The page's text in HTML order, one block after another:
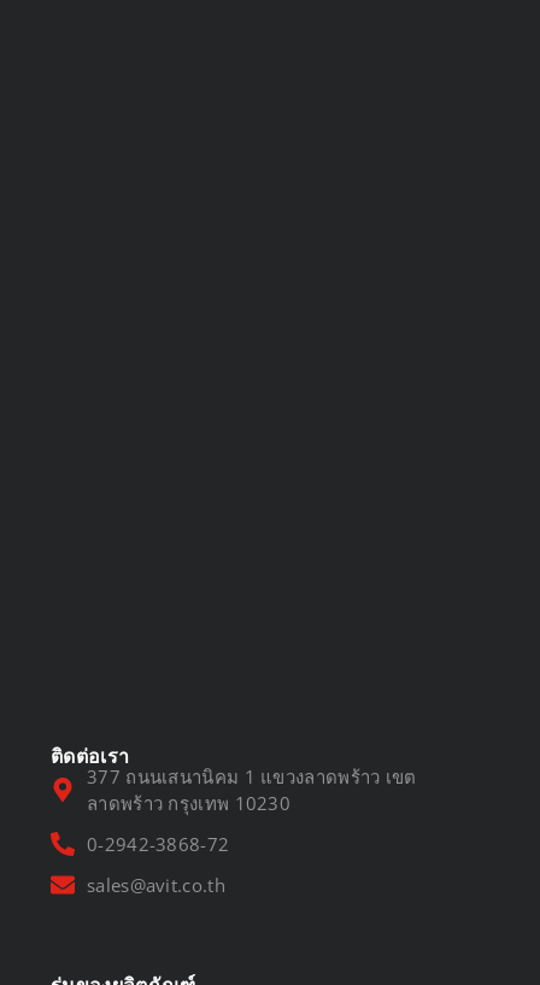
ติดต่อเรา
377 ถนนเสนานิคม 1 แขวงลาดพร้าว เขต
ลาดพร้าว กรุงเทพ 10230
0-2942-3868-72
sales@avit.co.th